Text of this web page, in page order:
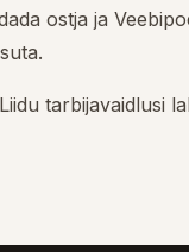
ostja ja
tarbijavaidlusi